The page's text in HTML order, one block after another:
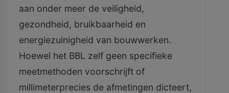
aan onder meer de veiligheid,
gezondheid, bruikbaarheid en
energiezuinigheid van bouwwerken.
Hoewel het BBL zelf geen specifieke
meetmethoden voorschrijft of
millimeterprecies de afmetingen dicteert,